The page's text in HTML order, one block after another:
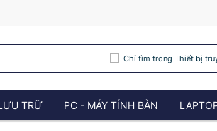
Chỉ tìm trong Thiết bị
TRỮ PC - MÁY TÍNH BÀN